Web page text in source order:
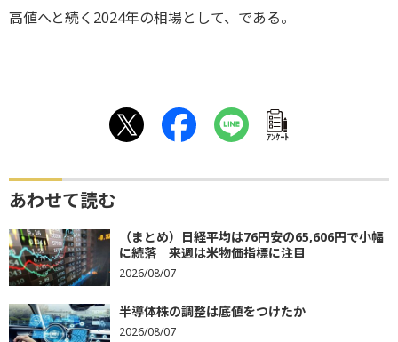
高値へと続く2024年の相場として、である。
ｱﾝｹｰﾄ
あわせて読む
（まとめ）日経平均は76円安の65,606円で小幅
に続落 来週は米物価指標に注目
2026/08/07
半導体株の調整は底値をつけたか
2026/08/07